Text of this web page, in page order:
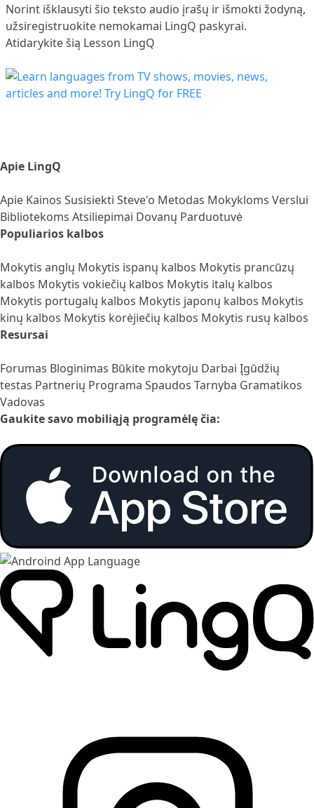
Norint išklausyti šio teksto audio įrašų ir išmokti žodyną,
užsiregistruokite nemokamai LingQ paskyrai.
Atidarykite šią Lesson LingQ
Apie LingQ
Apie Kainos Susisiekti Steve'o Metodas Mokykloms Verslui
Bibliotekoms Atsiliepimai Dovanų Parduotuvė
Populiarios kalbos
Mokytis anglų Mokytis ispanų kalbos Mokytis prancūzų
kalbos Mokytis vokiečių kalbos Mokytis italų kalbos
Mokytis portugalų kalbos Mokytis japonų kalbos Mokytis
kinų kalbos Mokytis korėjiečių kalbos Mokytis rusų kalbos
Resursai
Forumas Bloginimas Būkite mokytoju Darbai Įgūdžių
testas Partnerių Programa Spaudos Tarnyba Gramatikos
Vadovas
Gaukite savo mobiliąją programėlę čia: